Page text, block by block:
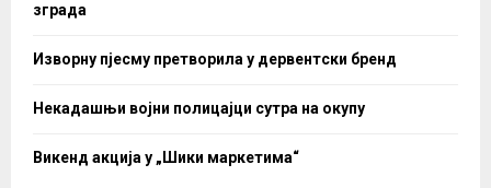
зграда
Изворну пјесму претворила у дервентски бренд
Некадашњи војни полицајци сутра на окупу
Викенд акција у „Шики маркетима“